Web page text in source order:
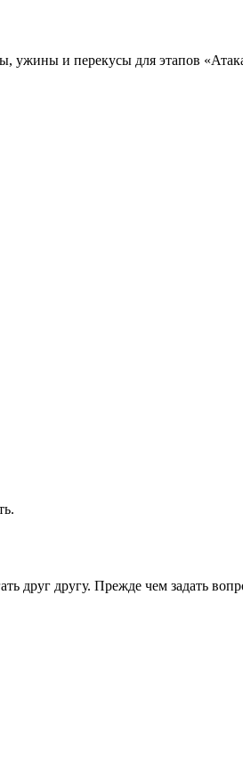
ужины и перекусы для этапов
друг другу. Прежде чем задать